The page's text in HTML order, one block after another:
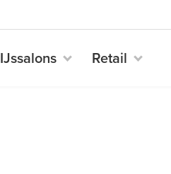
IJssalons Retail